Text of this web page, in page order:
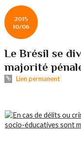
2015
10/06
Le Brésil se
majorité
Lien permanent